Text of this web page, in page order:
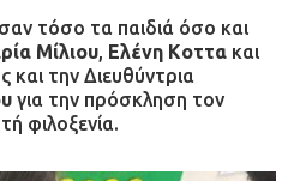
τόσο τα παιδιά όσο και
Μίλιου, Ελένη Κoττα και
και την Διευθύντρια
για την πρόσκληση τον
φιλοξενία.